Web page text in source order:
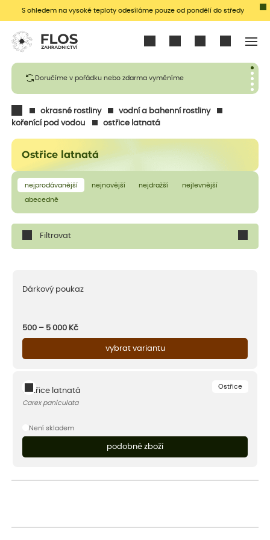
S ohledem na vysoké teploty odesíláme pouze od pondělí do středy
Doručíme v pořádku nebo zdarma vyměníme
okrasné rostliny
vodní a bahenní rostliny
kořenící pod vodou
ostřice latnatá
Ostřice latnatá
nejprodávanější nejnovější nejdražší nejlevnější
abecedně
Filtrovat
Dárkový poukaz
500 – 5 000 Kč
vybrat variantu
Ostřice
Ostřice latnatá
Carex paniculata
Není skladem
podobné zboží